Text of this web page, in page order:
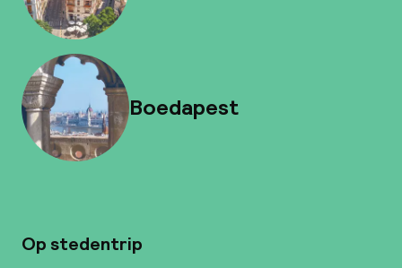
Boedapest
Op stedentrip